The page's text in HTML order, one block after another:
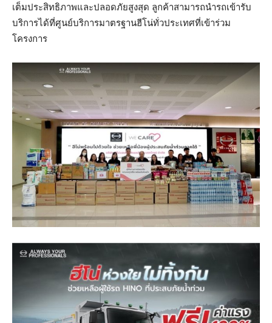
เต็มประสิทธิภาพและปลอดภัยสูงสุด ลูกค้าสามารถนำรถเข้ารับ
บริการได้ที่ศูนย์บริการมาตรฐานฮีโน่ทั่วประเทศที่เข้าร่วม
โครงการ